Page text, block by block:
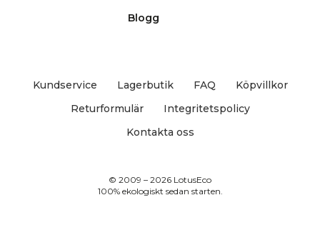
Blogg
Kundservice Lagerbutik FAQ
Köpvillkor
Returformulär
Integritetspolicy
Kontakta oss
© 2009 – 2026 LotusEco
100% ekologiskt sedan starten.